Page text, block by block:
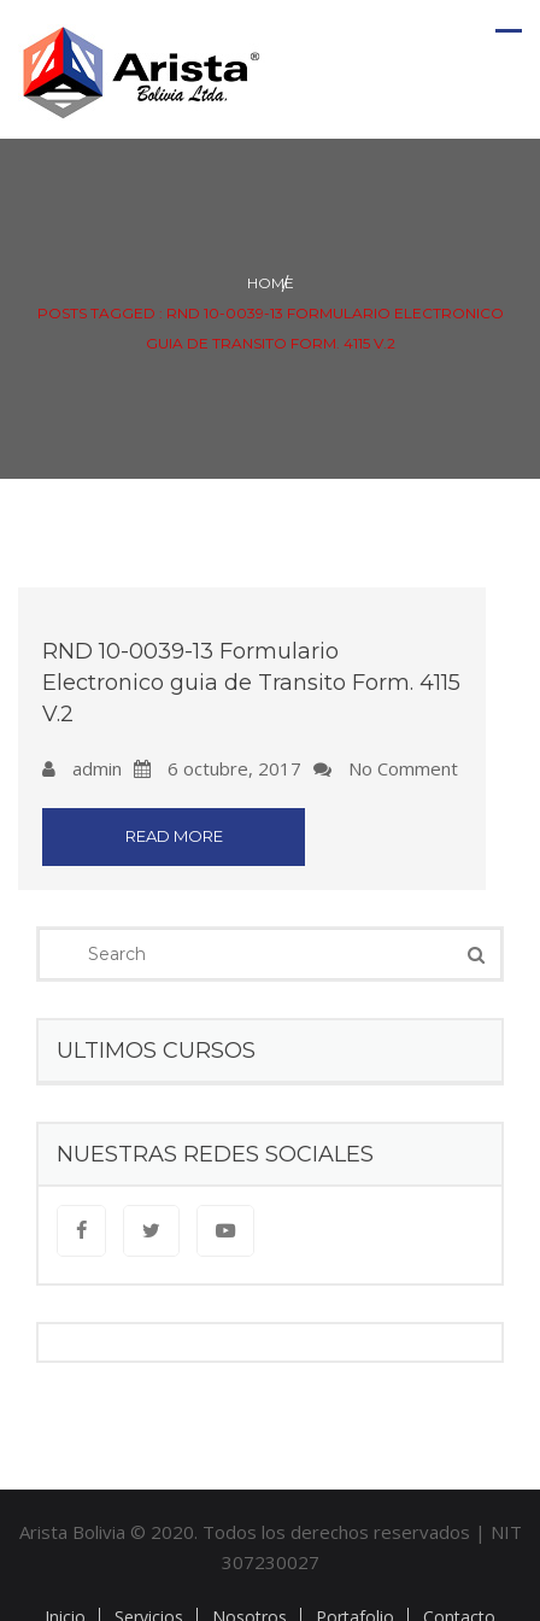
HOME
POSTS TAGGED : RND 10-0039-13 FORMULARIO ELECTRONICO
GUIA DE TRANSITO FORM. 4115 V.2
RND 10-0039-13 Formulario
Electronico guia de Transito Form. 4115
V.2
admin 6 octubre, 2017 No Comment
READ MORE
ULTIMOS CURSOS
NUESTRAS REDES SOCIALES
Arista Bolivia © 2020. Todos los derechos reservados | NIT
307230027